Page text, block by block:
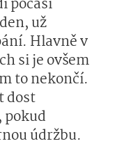
počasí
už
Hlavně v
si je ovšem
to nekončí.
dost
pokud
údržbu.